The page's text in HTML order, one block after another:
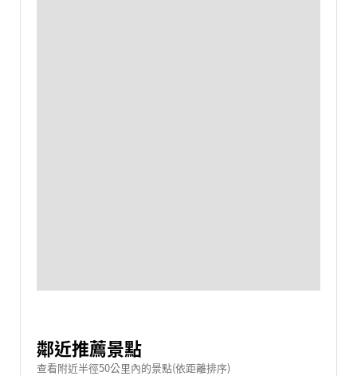
鄰近推薦景點
查看附近半徑50公里內的景點(依距離排序)